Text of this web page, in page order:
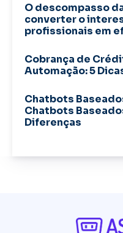
O descompasso
converter o
profissionais em
Cobrança de
Automação: 5
Chatbots
Chatbots
Diferenças